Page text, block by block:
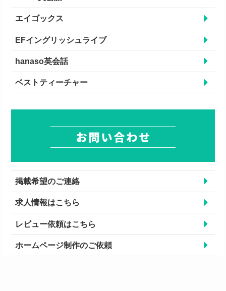
エイゴックス
EFイングリッシュライブ
hanaso英会話
ベストティーチャー
掲載希望のご連絡
求人情報はこちら
レビュー依頼はこちら
ホームページ制作のご依頼